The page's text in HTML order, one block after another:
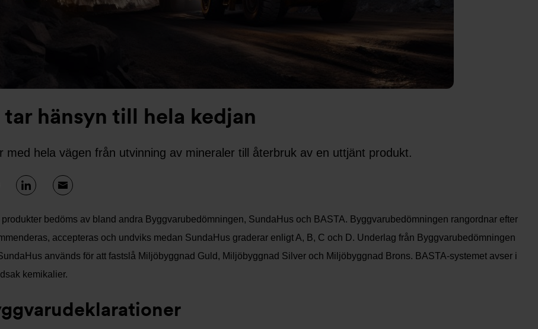
hänsyn till hela kedjan
med hela vägen från utvinning av mineraler till återbruk av en uttjänt produkt.
bedöms av bland andra Byggvarubedömningen, SundaHus och BASTA. Byggvarubedömningen rangordnar efter
accepteras och undviks medan SundaHus graderar enligt A, B, C och D. Underlag från Byggvarubedömningen
används för att fastslå Miljöbyggnad Guld, Miljöbyggnad Silver och Miljöbyggnad Brons. BASTA-systemet avser i
kemikalier.